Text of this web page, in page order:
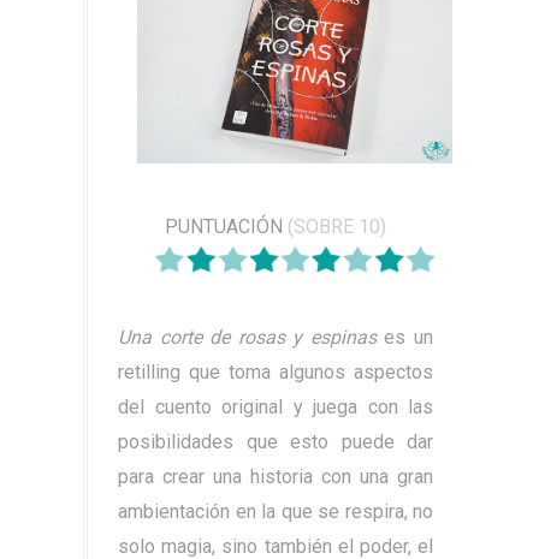
PUNTUACIÓN (SOBRE 10)
Una corte de rosas y espinases un
retilling que toma algunos aspectos
del cuento original y juega con las
posibilidades que esto puede dar
para crear una historia con una gran
ambientación en la que se respira, no
solo magia, sino también el poder, el